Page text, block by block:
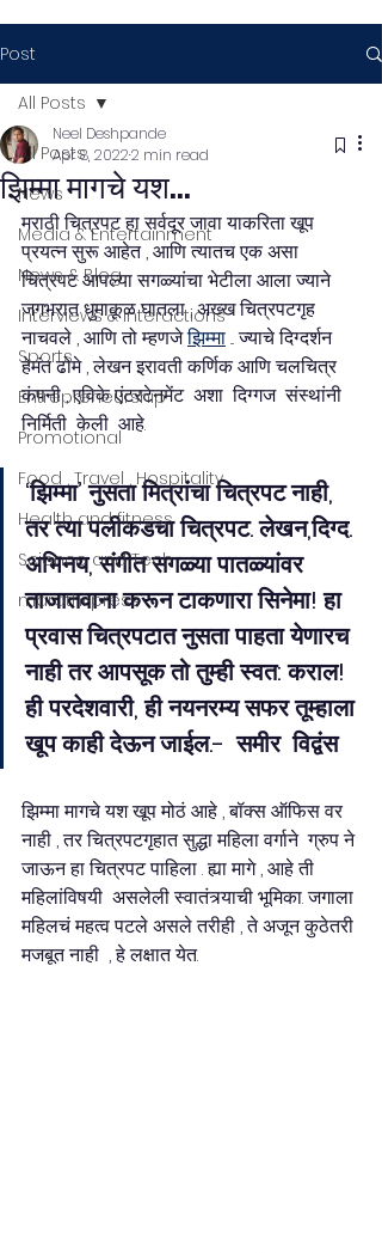
Post
All Posts
News
Media & Entertainment
News & Blog
Interviews & Interactions
Sports
Entrepreneurship
Promotional
Food , Travel , Hospitality
Health and fitness
Science and Tech
marathi press
All Posts
झिम्मा मागचे यश...
Neel Deshpande
Apr 8, 20222 min read
मराठी चित्रपट हा सर्वदूर जावा याकरिता खूप
प्रयत्न सुरू आहेत , आणि त्यातच एक असा
चित्रपट आपल्या सगळ्यांचा भेटीला आला ज्याने
जगभरात धुमाकूळ घातला , अख्ख चित्रपटगृह
नाचवले , आणि तो म्हणजे झिम्मा ... ज्याचे दिग्दर्शन
हेमंत ढोमे , लेखन इरावती कर्णिक आणि चलचित्र
कंपनी , एविके एंटरटेनमेंट  अशा  दिग्गज  संस्थांनी
निर्मिती  केली  आहे.
‘झिम्मा’ नुसता मित्रांचा चित्रपट नाही,
तर त्या पलीकडचा चित्रपट. लेखन,दिग्द.
अभिनय, संगीत सगळ्या पातळ्यांवर
ताजातवाना करून टाकणारा सिनेमा! हा
प्रवास चित्रपटात नुसता पाहता येणारच
नाही तर आपसूक तो तुम्ही स्वत: कराल!
ही परदेशवारी, ही नयनरम्य सफर तूम्हाला
खूप काही देऊन जाईल.-  समीर  विद्वंस
झिम्मा मागचे यश खूप मोठं आहे , बॉक्स ऑफिस वर
नाही , तर चित्रपटगृहात सुद्धा महिला वर्गाने  ग्रुप ने
जाऊन हा चित्रपट पाहिला . ह्या मागे , आहे ती
महिलांविषयी  असलेली स्वातंत्र्याची भूमिका. जगाला
महिलचं महत्व पटले असले तरीही , ते अजून कुठेतरी
मजबूत नाही  , हे लक्षात येत.